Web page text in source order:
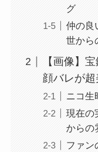
グ
仲の良
世から
【画像】
顔バレが超
ニコ生
現在の
からの
ファン